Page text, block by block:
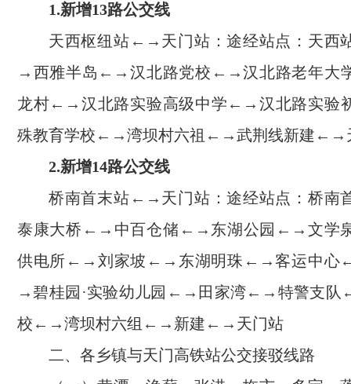
1.新增13路公交线
天西枢纽站←→天门站：途经站点：天
→西雅半岛←→汉北路党校←→汉北路老年大
龙村←→汉北路实验高级中学←→汉北路实验
殊教育学校←→湾坝村六祖←→武荆线新建←→
2.新增14路公交线
桥南首末站←→天门站：途经站点：桥
泰康大桥←→中百仓储←→东湖公园←→文学
供电所←→刘家坡←→东湖明珠←→客运中心
→碧桂园·实验幼儿园←→田家湾←→特警支队
校←→湾坝村六组←→新建←→天门站
二、各乡镇与天门高铁站公交接驳线路